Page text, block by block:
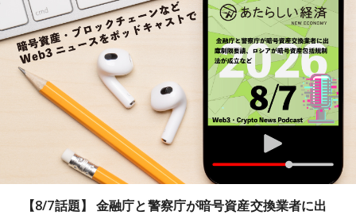
【8/7話題】 金融庁と警察庁が暗号資産交換業者に出